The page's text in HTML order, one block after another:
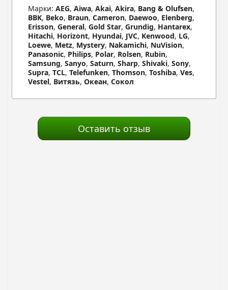
Марки: AEG, Aiwa, Akai, Akira, Bang & Olufsen,
BBK, Beko, Braun, Cameron, Daewoo, Elenberg,
Erisson, General, Gold Star, Grundig, Hantarex,
Hitachi, Horizont, Hyundai, JVC, Kenwood, LG,
Loewe, Metz, Mystery, Nakamichi, NuVision,
Panasonic, Philips, Polar, Rolsen, Rubin,
Samsung, Sanyo, Saturn, Sharp, Shivaki, Sony,
Supra, TCL, Telefunken, Thomson, Toshiba, Ves,
Vestel, Витязь, Океан, Сокол
Оставить отзыв